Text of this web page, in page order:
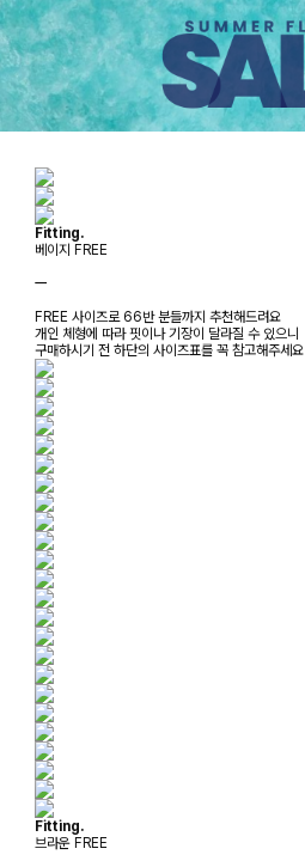
Fitting.
베이지 FREE
ㅡ
FREE 사이즈로 66반 분들까지 추천해드려요
개인 체형에 따라 핏이나 기장이 달라질 수 있으니
구매하시기 전 하단의 사이즈표를 꼭 참고해주세요
Fitting.
브라운 FREE